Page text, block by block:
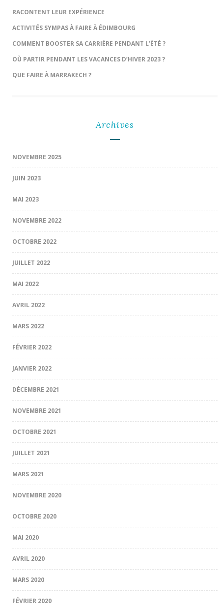
RACONTENT LEUR EXPÉRIENCE
ACTIVITÉS SYMPAS À FAIRE À ÉDIMBOURG
COMMENT BOOSTER SA CARRIÈRE PENDANT L’ÉTÉ ?
OÙ PARTIR PENDANT LES VACANCES D’HIVER 2023 ?
QUE FAIRE À MARRAKECH ?
Archives
NOVEMBRE 2025
JUIN 2023
MAI 2023
NOVEMBRE 2022
OCTOBRE 2022
JUILLET 2022
MAI 2022
AVRIL 2022
MARS 2022
FÉVRIER 2022
JANVIER 2022
DÉCEMBRE 2021
NOVEMBRE 2021
OCTOBRE 2021
JUILLET 2021
MARS 2021
NOVEMBRE 2020
OCTOBRE 2020
MAI 2020
AVRIL 2020
MARS 2020
FÉVRIER 2020